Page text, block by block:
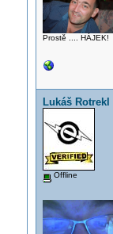
Prostě .... HÁJEK!
Lukáš Rotrekl
Offline